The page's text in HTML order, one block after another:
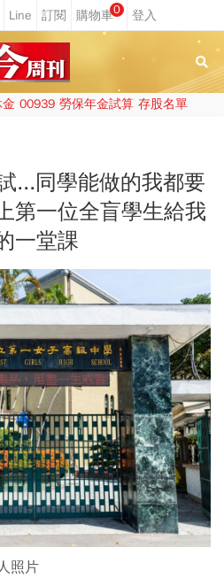
0
00939 勞保年金試算 存股名單
...同學能做的我都要
第一位全盲學生給我
一堂課
照片